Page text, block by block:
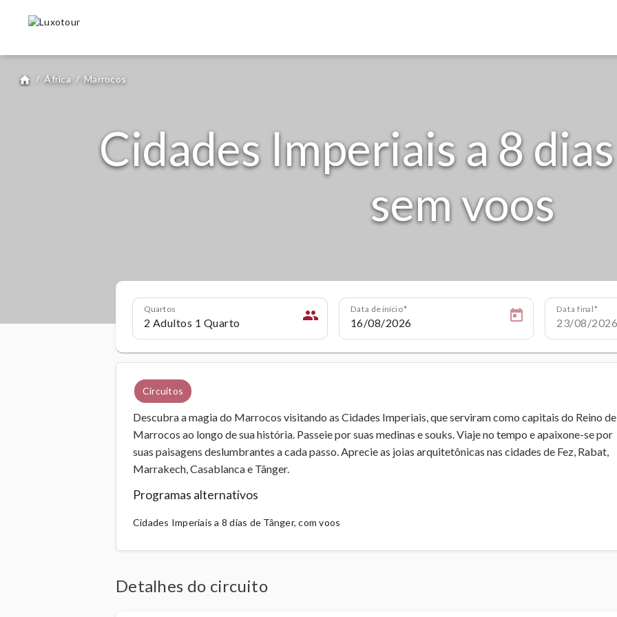
home / África / Marrocos
Cidades Imperiais a 8
sem voos
Quartos people Data de início Data final
Circuitos
Descubra a magia do Marrocos visitando as Cidades Imperiais, que serviram como capitais do Reino de
Marrocos ao longo de sua história. Passeie por suas medinas e souks. Viaje no tempo e apaixone-se por
suas paisagens deslumbrantes a cada passo. Aprecie as joias arquitetônicas nas cidades de Fez, Rabat,
Marrakech, Casablanca e Tânger.
Programas alternativos
Cidades Imperiais a 8 dias de Tânger, com voos
Detalhes do circuito